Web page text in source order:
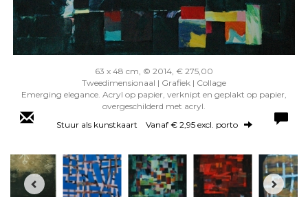
63 x 48 cm, © 2014, € 275,00
Tweedimensionaal | Grafiek | Collage
Emerging elegance. Acryl op papier, verknipt en geplakt op papier,
overgeschilderd met acryl.
Stuur als kunstkaart Vanaf € 2,95 excl. porto